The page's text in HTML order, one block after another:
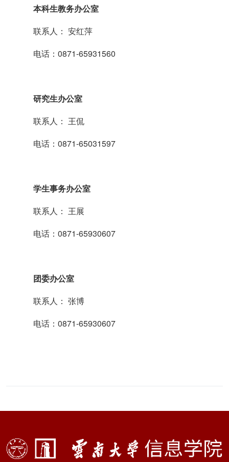
本科生教务办公室
联系人： 安红萍
电话：0871-65931560
研究生办公室
联系人： 王侃
电话：0871-65031597
学生事务办公室
联系人： 王展
电话：0871-65930607
团委办公室
联系人： 张博
电话：0871-65930607